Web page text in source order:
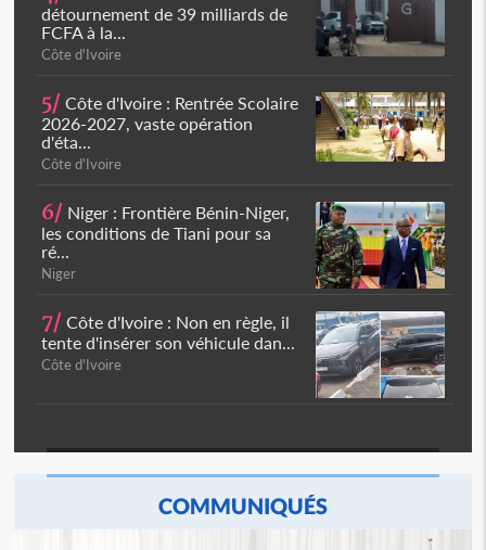
détournement de 39 milliards de
FCFA à la...
Côte d'Ivoire
5/ Côte d'Ivoire : Rentrée Scolaire
2026-2027, vaste opération
d'éta...
Côte d'Ivoire
6/ Niger : Frontière Bénin-Niger,
les conditions de Tiani pour sa
ré...
Niger
7/ Côte d'Ivoire : Non en règle, il
tente d'insérer son véhicule dan...
Côte d'Ivoire
COMMUNIQUÉS